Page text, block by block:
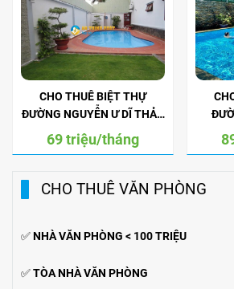
CHO THUÊ BIỆT THỰ
ĐƯỜNG NGUYỄN Ư DĨ THẢO
ĐIỀN
69 triệu/tháng
CHO THUÊ VĂN PHÒNG
✅NHÀ VĂN PHÒNG < 100 TRIỆU
✅TÒA NHÀ VĂN PHÒNG